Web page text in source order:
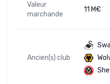
Valeur
marchande
11 M€
Ancien(s) club